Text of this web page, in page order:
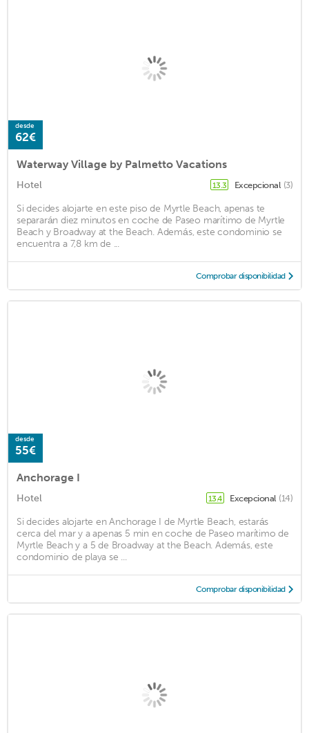
desde
62€
Waterway Village by Palmetto Vacations
Hotel 13.3 Excepcional (3)
Si decides alojarte en este piso de Myrtle Beach, apenas te
separarán diez minutos en coche de Paseo marítimo de Myrtle
Beach y Broadway at the Beach. Además, este condominio se
encuentra a 7,8 km de ...
Comprobar disponibilidad
desde
55€
Anchorage I
Hotel 13.4 Excepcional (14)
Si decides alojarte en Anchorage I de Myrtle Beach, estarás
cerca del mar y a apenas 5 min en coche de Paseo marítimo de
Myrtle Beach y a 5 de Broadway at the Beach. Además, este
condominio de playa se ...
Comprobar disponibilidad